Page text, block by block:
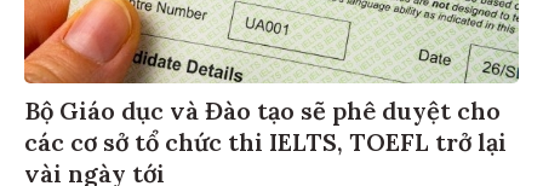
Bộ Giáo dục và Đào tạo sẽ phê duyệt cho
các cơ sở tổ chức thi IELTS, TOEFL trở lại
vài ngày tới